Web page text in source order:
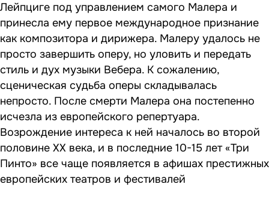
Лейпциге под управлением самого Малера и
принесла ему первое международное признание
как композитора и дирижера. Малеру удалось не
просто завершить оперу, но уловить и передать
стиль и дух музыки Вебера. К сожалению,
сценическая судьба оперы складывалась
непросто. После смерти Малера она постепенно
исчезла из европейского репертуара.
Возрождение интереса к ней началось во второй
половине XX века, и в последние 10-15 лет «Три
Пинто» все чаще появляется в афишах престижных
европейских театров и фестивалей